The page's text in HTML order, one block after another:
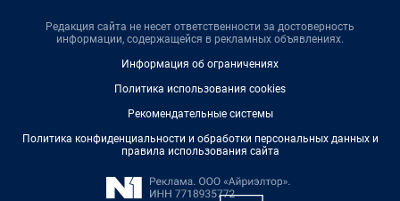
Редакция сайта не несет ответственности за достоверность
информации, содержащейся в рекламных объявлениях.
Информация об ограничениях
Политика использования cookies
Рекомендательные системы
Политика конфиденциальности и обработки персональных данных и
правила использования сайта